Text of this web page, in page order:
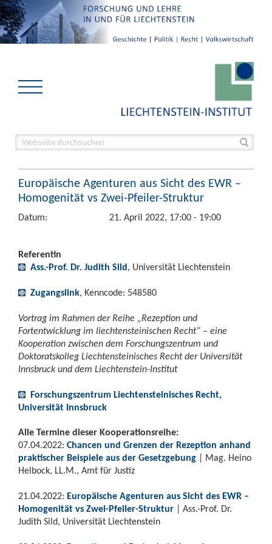
Europäische Agenturen aus Sicht des EWR –
Homogenität vs Zwei-Pfeiler-Struktur
Datum: 21. April 2022, 17:00 - 19:00
Referentin
Ass.-Prof. Dr. Judith Sild, Universität Liechtenstein
Zugangslink, Kenncode: 548580
Vortrag im Rahmen der Reihe „Rezeption und
Fortentwicklung im liechtensteinischen Recht“ – eine
Kooperation zwischen dem Forschungszentrum und
Doktoratskolleg Liechtensteinisches Recht der Universität
Innsbruck und dem Liechtenstein-Institut
Forschungszentrum Liechtensteinisches Recht,
Universität Innsbruck
Alle Termine dieser Kooperationsreihe:
07.04.2022: Chancen und Grenzen der Rezeption anhand
praktischer Beispiele aus der Gesetzgebung | Mag. Heino
Helbock, LL.M., Amt für Justiz
21.04.2022: Europäische Agenturen aus Sicht des EWR –
Homogenität vs Zwei-Pfeiler-Struktur | Ass.-Prof. Dr.
Judith Sild, Universität Liechtenstein